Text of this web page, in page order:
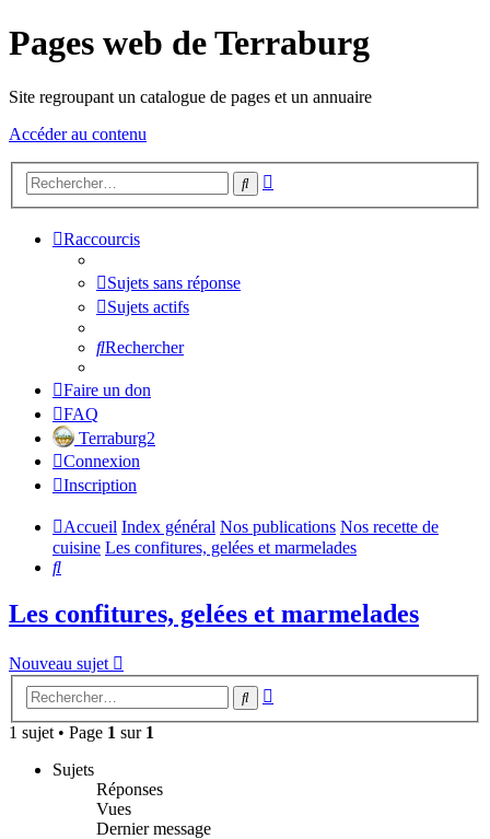
Pages web de Terraburg
Site regroupant un catalogue de pages et un annuaire
Accéder au contenu
Rechercher
Raccourcis
Sujets sans réponse
Sujets actifs
Rechercher
Faire un don
FAQ
Terraburg2
Connexion
Inscription
Accueil Index général Nos publications Nos recette de
cuisine Les confitures, gelées et marmelades
Rechercher
Les confitures, gelées et marmelades
Nouveau sujet
Rechercher
1 sujet • Page 1 sur 1
Sujets
Réponses
Vues
Dernier message